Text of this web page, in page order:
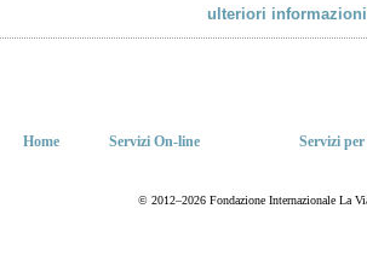
ulteriori
Home Servizi On-line Servizi
© 2012–2026 Fondazione Internazionale La